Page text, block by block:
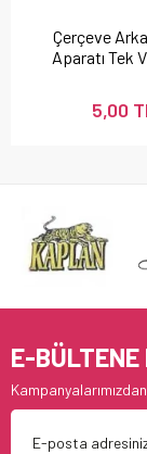
Çerçeve
Aparatı Tek
5,00
E-